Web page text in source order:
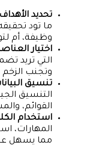
تحديد الأهداف
ما تود
وظيفة، أم
اختيار
التي تريد
وتجنب الزخم
تنسيق
التنسيق
القوائم،
استخدام
المهارات،
مما يسهل